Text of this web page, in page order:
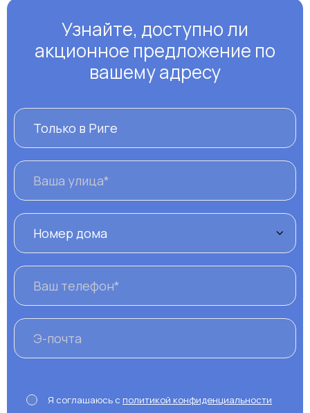
Узнайте, доступно ли
акционное предложение по
вашему адресу
Я соглашаюсь с политикой конфиденциальности